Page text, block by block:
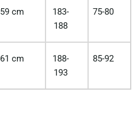
59 cm
183-
188
75-80
61 cm
188-
193
85-92